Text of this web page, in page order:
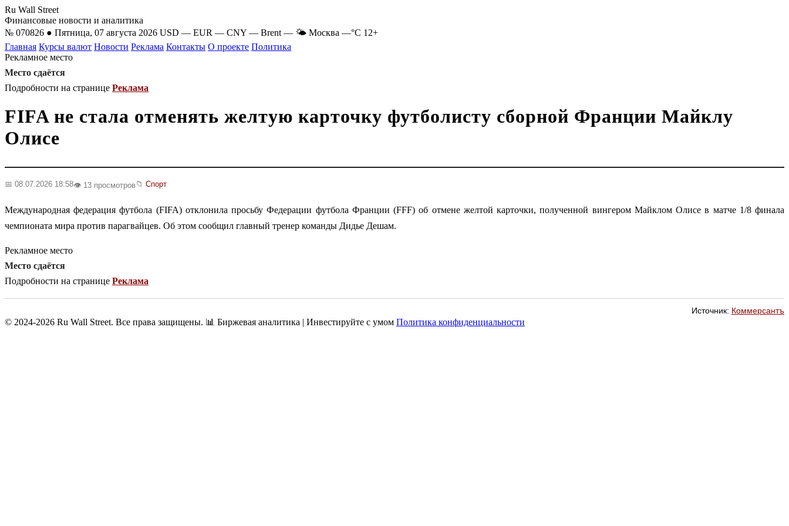
Ru Wall Street
Финансовые новости и аналитика
№ 070826 ● Пятница, 07 августа 2026 USD — EUR — CNY — Brent — 🌤 Москва —°C 12+
Главная Курсы валют Новости Реклама Контакты О проекте Политика
Рекламное место
Место сдаётся
Подробности на странице Реклама
FIFA не стала отменять желтую карточку футболисту сборной Франции Майклу
Олисе
📅 08.07.2026 18:58👁️ 13 просмотров📁 Спорт
Международная федерация футбола (FIFA) отклонила просьбу Федерации футбола Франции (FFF) об отмене желтой карточки, полученной вингером Майклом Олисе в матче 1/8 финала
чемпионата мира против парагвайцев. Об этом сообщил главный тренер команды Дидье Дешам.
Рекламное место
Место сдаётся
Подробности на странице Реклама
Источник: Коммерсантъ
© 2024-2026 Ru Wall Street. Все права защищены. 📊 Биржевая аналитика | Инвестируйте с умом Политика конфиденциальности